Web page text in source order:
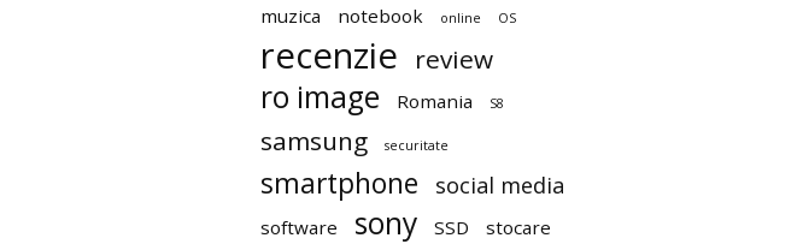
muzica notebook online OS
recenzie review
ro image Romania S8
samsung securitate
smartphone social media
software sony SSD
stocare